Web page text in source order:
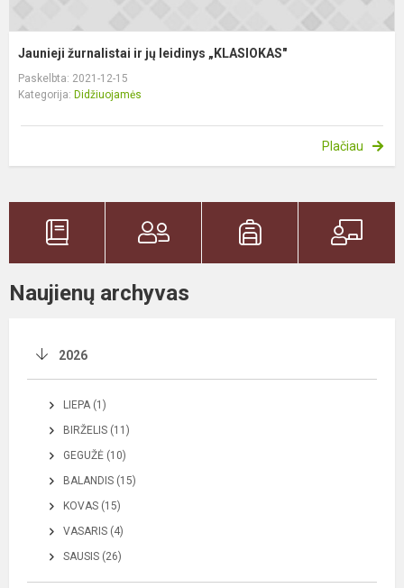
Jaunieji žurnalistai ir jų leidinys „KLASIOKAS"
Paskelbta: 2021-12-15
Kategorija: Didžiuojamės
Plačiau
Naujienų archyvas
2026
LIEPA (1)
BIRŽELIS (11)
GEGUŽĖ (10)
BALANDIS (15)
KOVAS (15)
VASARIS (4)
SAUSIS (26)